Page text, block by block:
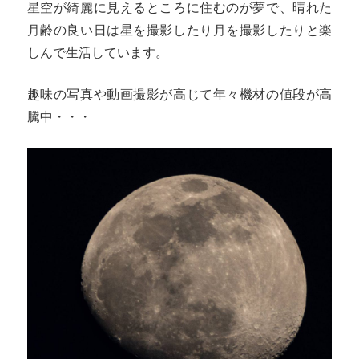
星空が綺麗に見えるところに住むのが夢で、晴れた
月齢の良い日は星を撮影したり月を撮影したりと楽
しんで生活しています。
趣味の写真や動画撮影が高じて年々機材の値段が高
騰中・・・